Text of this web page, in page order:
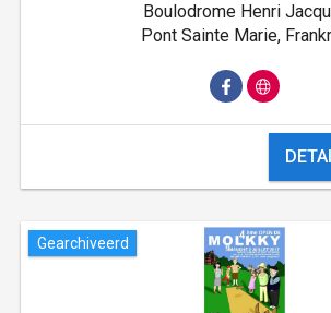
Boulodrome Henri
Pont Sainte Marie,
Gearchiveerd